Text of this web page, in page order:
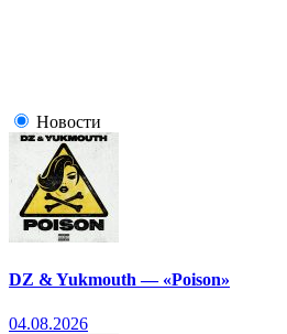
Новости
DZ & Yukmouth — «Poison»
04.08.2026